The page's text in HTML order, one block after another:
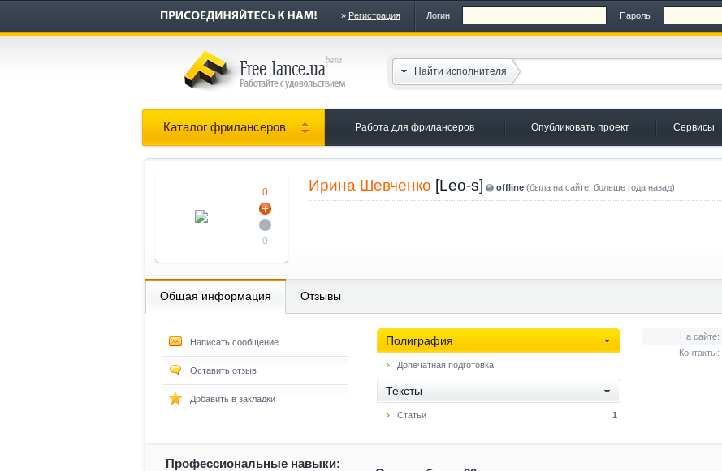
» Регистрация Логин Пароль
Найти исполнителя
Каталог фрилансеров Работа для фрилансеров Опубликовать проект Сервисы
0
0
Ирина Шевченко [Leo-s] offline (была на сайте: больше года назад)
Общая информация Отзывы
Написать сообщение
Оставить отзыв
Добавить в закладки
Полиграфия
Допечатная подготовка
Тексты
1
Статьи
На сайте:
Контакты:
Профессиональные навыки: